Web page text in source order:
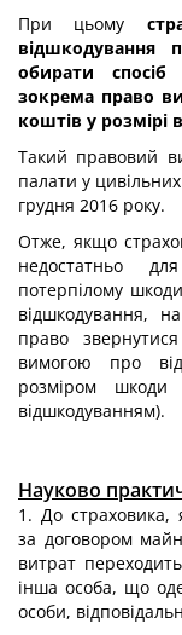
При цьому
відшкодування
обирати
зокрема право
коштів у розмірі
Такий правовий
палати у
грудня 2016 року.
Отже, якщо
недостатньо
потерпілому
відшкодування, на
право
вимогою про
розміром шкоди
відшкодуванням).
Науково
1. До страховика,
за договором
витрат
інша особа, що
особи,